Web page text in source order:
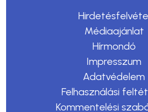
Médiaajánlat
Hírmondó
Impresszum
Adatvédelem
Felhasználási
Kommentelési